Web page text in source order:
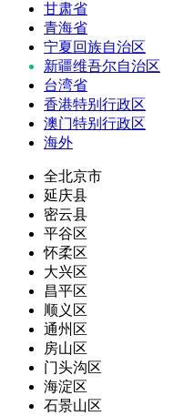
甘肃省
青海省
宁夏回族自治区
新疆维吾尔自治区
台湾省
香港特别行政区
澳门特别行政区
海外
全北京市
延庆县
密云县
平谷区
怀柔区
大兴区
昌平区
顺义区
通州区
房山区
门头沟区
海淀区
石景山区